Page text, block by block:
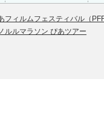
フィルムフェスティバル（
ルルマラソン ぴあツアー